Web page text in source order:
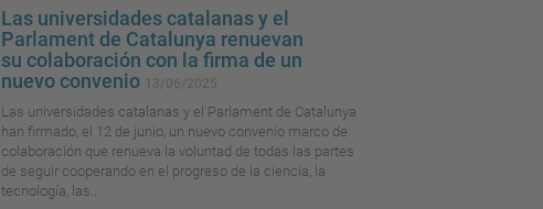
Las universidades catalanas y el
Parlament de Catalunya renuevan
su colaboración con la firma de un
nuevo convenio
Las universidades catalanas y el Parlament de Catalunya
han firmado, el 12 de junio, un nuevo convenio marco de
colaboración que renueva la voluntad de todas las partes
de seguir cooperando en el progreso de la ciencia, la
tecnología, las...